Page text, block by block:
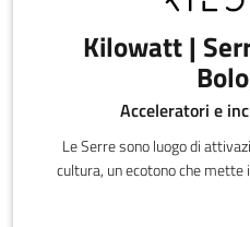
Kilowatt |
Acceleratori e
Le Serre sono luogo di
cultura, un ecotono che